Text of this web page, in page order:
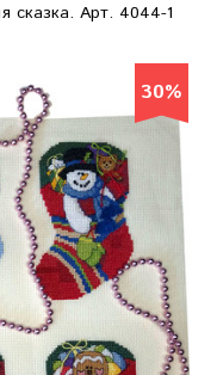
сказка. Арт. 4044-1
30%